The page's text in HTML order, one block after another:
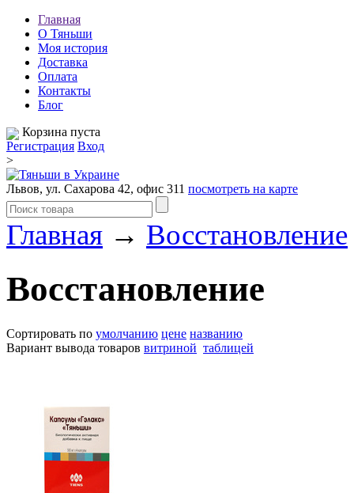
Главная
О Тяньши
Моя история
Доставка
Оплата
Контакты
Блог
Корзина пуста
Регистрация Вход
>
Львов, ул. Сахарова 42, офис 311 посмотреть на карте
Главная → Восстановление
Восстановление
Сортировать по умолчанию цене названию
Вариант вывода товаров витриной таблицей